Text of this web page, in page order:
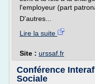
l'employeur (part
D'autres...
Lire la suite
Site : urssaf.fr
Conférence
Sociale